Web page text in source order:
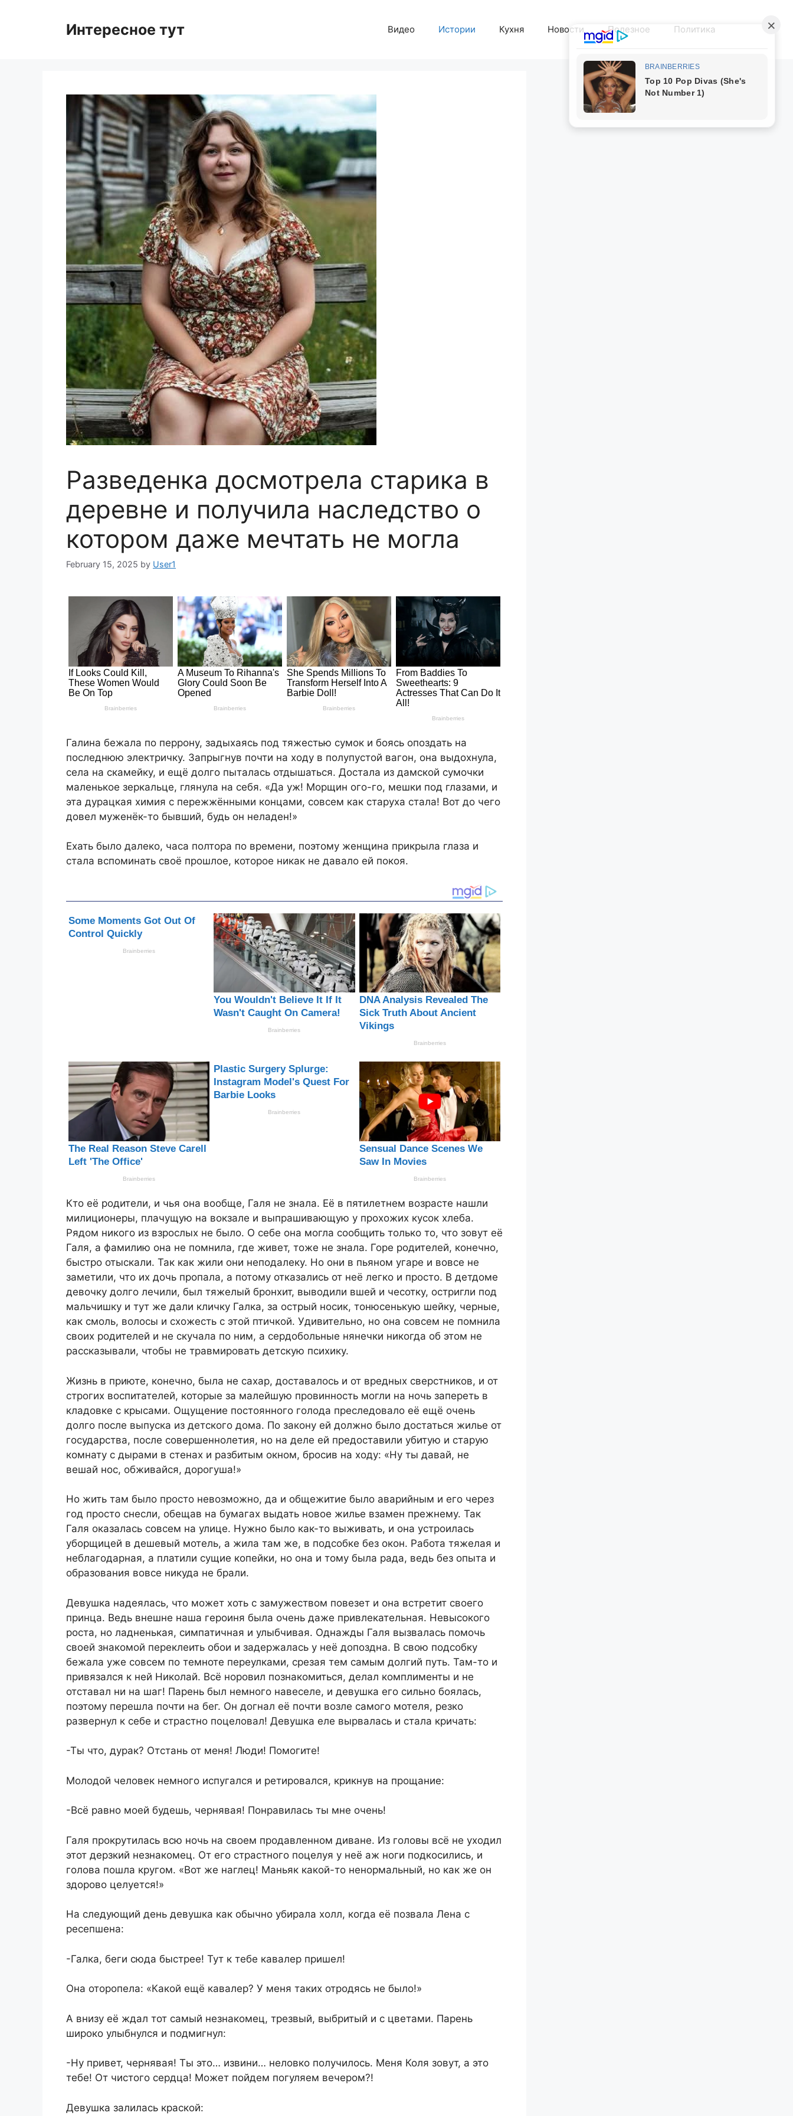
Интересное тут Видео Истории Кухня Новости Полезное Политика
Разведенка досмотрела старика в
деревне и получила наследство о
котором даже мечтать не могла
February 15, 2025 by User1
Галина бежала по перрону, задыхаясь под тяжестью сумок и боясь опоздать на
последнюю электричку. Запрыгнув почти на ходу в полупустой вагон, она выдохнула,
села на скамейку, и ещё долго пыталась отдышаться. Достала из дамской сумочки
маленькое зеркальце, глянула на себя. «Да уж! Морщин ого-го, мешки под глазами, и
эта дурацкая химия с пережжёнными концами, совсем как старуха стала! Вот до чего
довел муженёк-то бывший, будь он неладен!»
Ехать было далеко, часа полтора по времени, поэтому женщина прикрыла глаза и
стала вспоминать своё прошлое, которое никак не давало ей покоя.
Кто её родители, и чья она вообще, Галя не знала. Её в пятилетнем возрасте нашли
милиционеры, плачущую на вокзале и выпрашивающую у прохожих кусок хлеба.
Рядом никого из взрослых не было. О себе она могла сообщить только то, что зовут её
Галя, а фамилию она не помнила, где живет, тоже не знала. Горе родителей, конечно,
быстро отыскали. Так как жили они неподалеку. Но они в пьяном угаре и вовсе не
заметили, что их дочь пропала, а потому отказались от неё легко и просто. В детдоме
девочку долго лечили, был тяжелый бронхит, выводили вшей и чесотку, остригли под
мальчишку и тут же дали кличку Галка, за острый носик, тонюсенькую шейку, черные,
как смоль, волосы и схожесть с этой птичкой. Удивительно, но она совсем не помнила
своих родителей и не скучала по ним, а сердобольные нянечки никогда об этом не
рассказывали, чтобы не травмировать детскую психику.
Жизнь в приюте, конечно, была не сахар, доставалось и от вредных сверстников, и от
строгих воспитателей, которые за малейшую провинность могли на ночь запереть в
кладовке с крысами. Ощущение постоянного голода преследовало её ещё очень
долго после выпуска из детского дома. По закону ей должно было достаться жилье от
государства, после совершеннолетия, но на деле ей предоставили убитую и старую
комнату с дырами в стенах и разбитым окном, бросив на ходу: «Ну ты давай, не
вешай нос, обживайся, дорогуша!»
Но жить там было просто невозможно, да и общежитие было аварийным и его через
год просто снесли, обещав на бумагах выдать новое жилье взамен прежнему. Так
Галя оказалась совсем на улице. Нужно было как-то выживать, и она устроилась
уборщицей в дешевый мотель, а жила там же, в подсобке без окон. Работа тяжелая и
неблагодарная, а платили сущие копейки, но она и тому была рада, ведь без опыта и
образования вовсе никуда не брали.
Девушка надеялась, что может хоть с замужеством повезет и она встретит своего
принца. Ведь внешне наша героиня была очень даже привлекательная. Невысокого
роста, но ладненькая, симпатичная и улыбчивая. Однажды Галя вызвалась помочь
своей знакомой переклеить обои и задержалась у неё допоздна. В свою подсобку
бежала уже совсем по темноте переулками, срезая тем самым долгий путь. Там-то и
привязался к ней Николай. Всё норовил познакомиться, делал комплименты и не
отставал ни на шаг! Парень был немного навеселе, и девушка его сильно боялась,
поэтому перешла почти на бег. Он догнал её почти возле самого мотеля, резко
развернул к себе и страстно поцеловал! Девушка еле вырвалась и стала кричать:
-Ты что, дурак? Отстань от меня! Люди! Помогите!
Молодой человек немного испугался и ретировался, крикнув на прощание:
-Всё равно моей будешь, чернявая! Понравилась ты мне очень!
Галя прокрутилась всю ночь на своем продавленном диване. Из головы всё не уходил
этот дерзкий незнакомец. От его страстного поцелуя у неё аж ноги подкосились, и
голова пошла кругом. «Вот же наглец! Маньяк какой-то ненормальный, но как же он
здорово целуется!»
На следующий день девушка как обычно убирала холл, когда её позвала Лена с
ресепшена:
-Галка, беги сюда быстрее! Тут к тебе кавалер пришел!
Она оторопела: «Какой ещё кавалер? У меня таких отродясь не было!»
А внизу её ждал тот самый незнакомец, трезвый, выбритый и с цветами. Парень
широко улыбнулся и подмигнул:
-Ну привет, чернявая! Ты это… извини… неловко получилось. Меня Коля зовут, а это
тебе! От чистого сердца! Может пойдем погуляем вечером?!
Девушка залилась краской: